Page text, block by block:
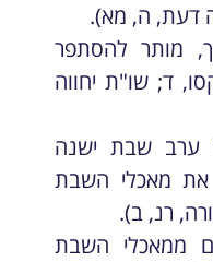
דעת, ה, מא).
מותר להסתפר
ד; שו"ת יחווה
ערב שבת ישנה
את מאכלי השבת
רנ, ב).
ממאכלי השבת